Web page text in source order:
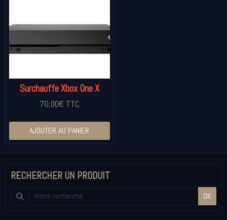
Surchauffe Xbox One X
70,00€ TTC
AJOUTER AU PANIER
RECHERCHER UN PRODUIT
OK